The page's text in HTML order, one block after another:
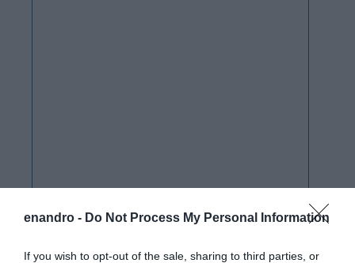
enandro - Do Not Process My Personal Information
If you wish to opt-out of the sale, sharing to third parties, or